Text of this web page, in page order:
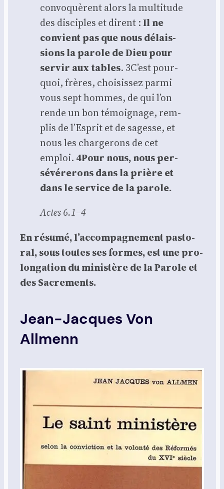
convo­quèrent alors la mul­ti­tude
des dis­ciples et dirent :Il ne
convient pas que nous délais­
sions la parole de Dieu pour
ser­vir aux tables. 3C’est pour­
quoi, frères, choi­sis­sez par­mi
vous sept hommes, de qui l’on
rende un bon témoi­gnage, rem­
plis de l’Es­prit et de sagesse, et
nous les char­ge­rons de cet
emploi. 4Pour nous, nous per­
sé­vé­re­rons dans la prière et
dans le ser­vice de la parole.
Actes 6.1–4
En résu­mé, l’ac­com­pa­gne­ment pas­to­
ral, sous toutes ses formes, est une pro­
lon­ga­tion du minis­tère de la Parole et
des Sacre­ments.
Jean-Jacques Von
Allmenn